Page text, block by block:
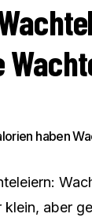
haben
aber